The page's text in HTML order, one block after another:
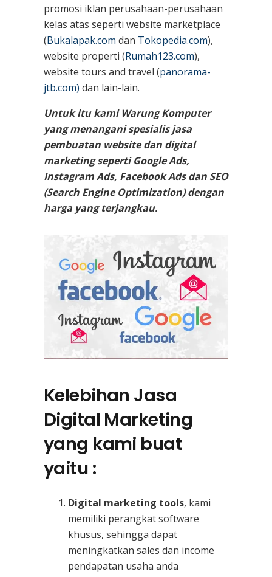
promosi iklan perusahaan-perusahaan
kelas atas seperti website marketplace
(Bukalapak.com dan Tokopedia.com),
website properti (Rumah123.com),
website tours and travel (panorama-
jtb.com) dan lain-lain.
Untuk itu kami Warung Komputer
yang menangani spesialis jasa
pembuatan website dan digital
marketing seperti Google Ads,
Instagram Ads, Facebook Ads dan SEO
(Search Engine Optimization) dengan
harga yang terjangkau.
Kelebihan Jasa
Digital Marketing
yang kami buat
yaitu :
Digital marketing tools, kami
memiliki perangkat software
khusus, sehingga dapat
meningkatkan sales dan income
pendapatan usaha anda